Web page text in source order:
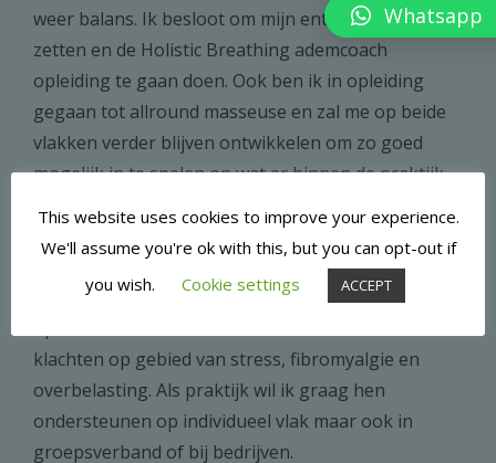
weer balans. Ik besloot om mijn enthousiasme in te
zetten en de Holistic Breathing ademcoach
opleiding te gaan doen. Ook ben ik in opleiding
gegaan tot allround masseuse en zal me op beide
vlakken verder blijven ontwikkelen om zo goed
mogelijk in te spelen op wat er binnen de praktijk
fysieke klachten waarbij soms eerst een start wordt
gemaakt met massages. Zo went het lichaam alvast
aan aanraken, loslaten en ontspanning. Bliss
klachten op gebied van stress, fibromyalgie en
overbelasting. Als praktijk wil ik graag hen
ondersteunen op individueel vlak maar ook in
groepsverband of bij bedrijven.
This website uses cookies to improve your experience.
We'll assume you're ok with this, but you can opt-out if
you wish.
Cookie settings ACCEPT
Whatsapp